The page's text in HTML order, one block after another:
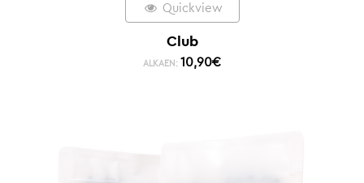
Quickview
Club
ALKAEN: 10,90€